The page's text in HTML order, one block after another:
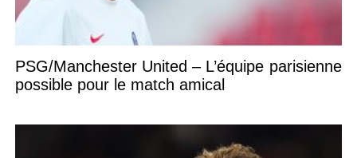
PSG/Manchester United – L’équipe parisienne
possible pour le match amical